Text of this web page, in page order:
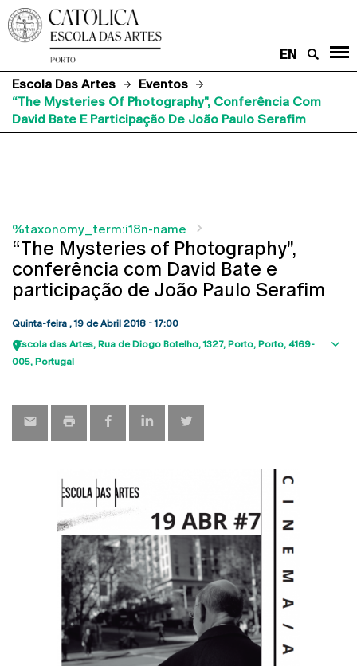
EN
Escola Das Artes
Eventos
“The Mysteries Of Photography", Conferência Com
David Bate E Participação De João Paulo Serafim
%taxonomy_term:i18n-name
“The Mysteries of Photography",
conferência com David Bate e
participação de João Paulo Serafim
Quinta-feira , 19 de Abril 2018 - 17:00
Escola das Artes Rua de Diogo Botelho, 1327 Porto Porto 4169-
005 Portugal